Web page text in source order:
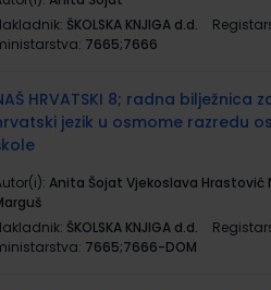
ŠKOLSKA KNJIGA d.d.
7665;7666
HRVATSKI 8; radna bilježnica
jezik u osmome razredu
Anita Šojat Vjekoslava Hrastović
ŠKOLSKA KNJIGA d.d.
7665;7666-DOM